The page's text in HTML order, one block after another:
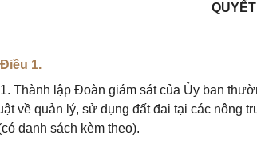
Điều 1.
1. Thành lập Đoàn giám sát của Ủy ban
về quản lý, sử dụng đất đai tại các nông
danh sách kèm theo).